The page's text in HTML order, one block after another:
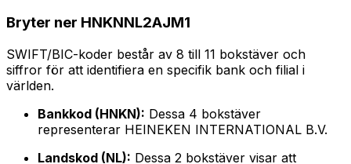
Bryter ner HNKNNL2AJM1
SWIFT/BIC-koder består av 8 till 11 bokstäver och
siffror för att identifiera en specifik bank och filial i
världen.
Bankkod (HNKN): Dessa 4 bokstäver
representerar HEINEKEN INTERNATIONAL B.V.
Landskod (NL): Dessa 2 bokstäver visar att